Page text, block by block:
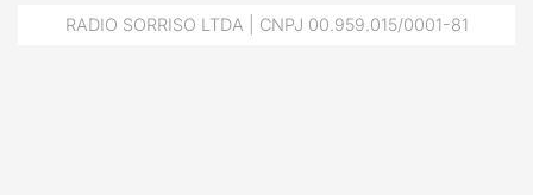
RADIO SORRISO LTDA | CNPJ 00.959.015/0001-81